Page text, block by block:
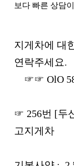
보다 빠른 상담
본문
지게차에 대
연락주세요.
☞☞ OlO
☞ 256번 [두
고지게차